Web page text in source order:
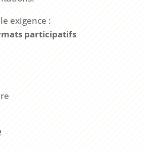
exigence :
participatifs